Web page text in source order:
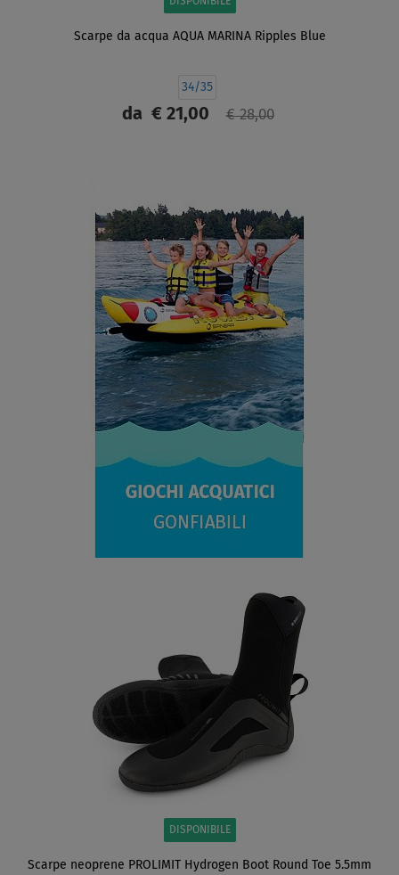
Scarpe da acqua AQUA MARINA Ripples Blue
34/35
da€ 21,00 € 28,00
DISPONIBILE
Scarpe neoprene PROLIMIT Hydrogen Boot Round Toe 5.5mm